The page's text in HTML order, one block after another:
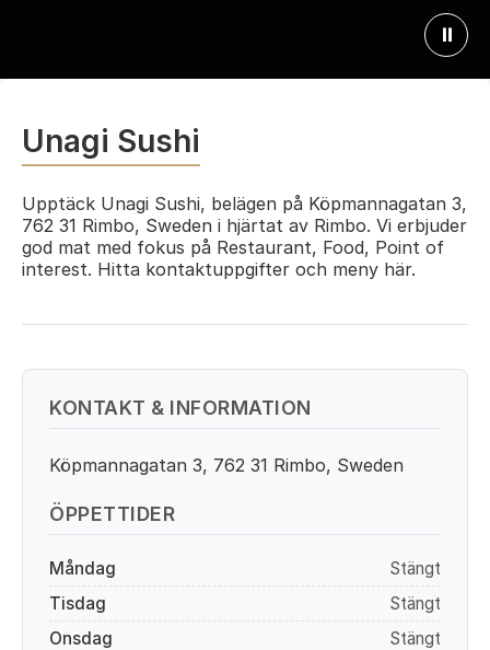
⏸
Unagi Sushi
Upptäck Unagi Sushi, belägen på Köpmannagatan 3,
762 31 Rimbo, Sweden i hjärtat av Rimbo. Vi erbjuder
god mat med fokus på Restaurant, Food, Point of
interest. Hitta kontaktuppgifter och meny här.
KONTAKT & INFORMATION
Köpmannagatan 3, 762 31 Rimbo, Sweden
ÖPPETTIDER
Måndag
Stängt
Tisdag
Stängt
Onsdag
Stängt